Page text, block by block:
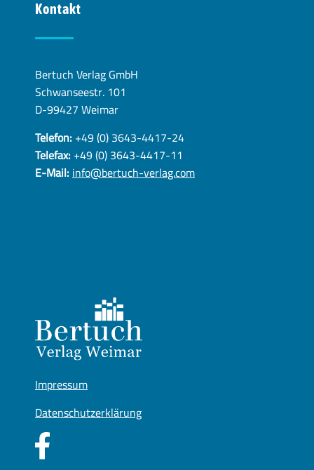
Kontakt
Bertuch Verlag GmbH
Schwanseestr. 101
D-99427 Weimar
Telefon:+49 (0) 3643-4417-24
Telefax:+49 (0) 3643-4417-11
E-Mail:info@bertuch-verlag.com
Impressum
Datenschutzerklärung